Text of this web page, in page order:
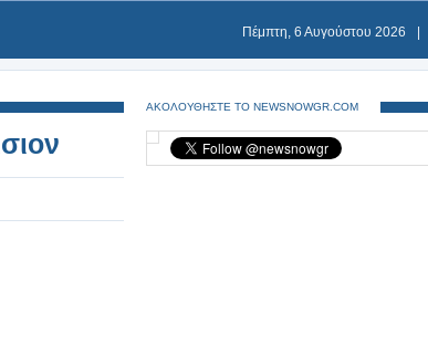
Πέμπτη, 6 Αυγούστου 2026
ΑΚΟΛΟΥΘΗΣΤΕ ΤΟ NEWSNOWGR.COM